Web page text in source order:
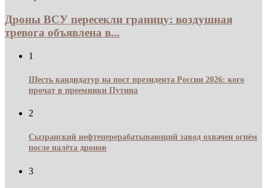
Дроны ВСУ пересекли границу: воздушная
тревога объявлена в...
1
Шесть кандидатур на пост президента России 2026: кого
прочат в преемники Путина
2
Сызранский нефтеперерабатывающий завод охвачен огнём
после налёта дронов
3